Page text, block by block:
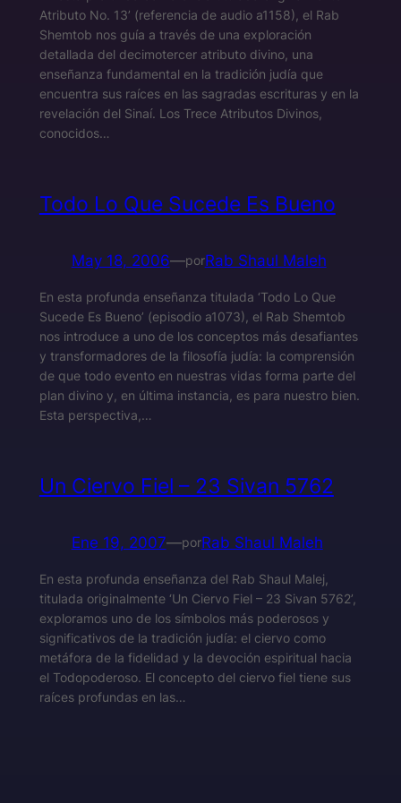
Atributo No. 13’ (referencia de audio a1158), el Rab
Shemtob nos guía a través de una exploración
detallada del decimotercer atributo divino, una
enseñanza fundamental en la tradición judía que
encuentra sus raíces en las sagradas escrituras y en la
revelación del Sinaí. Los Trece Atributos Divinos,
conocidos…
Todo Lo Que Sucede Es Bueno
May 18, 2006—porRab Shaul Maleh
En esta profunda enseñanza titulada ‘Todo Lo Que
Sucede Es Bueno’ (episodio a1073), el Rab Shemtob
nos introduce a uno de los conceptos más desafiantes
y transformadores de la filosofía judía: la comprensión
de que todo evento en nuestras vidas forma parte del
plan divino y, en última instancia, es para nuestro bien.
Esta perspectiva,…
Un Ciervo Fiel – 23 Sivan 5762
Ene 19, 2007—porRab Shaul Maleh
En esta profunda enseñanza del Rab Shaul Malej,
titulada originalmente ‘Un Ciervo Fiel – 23 Sivan 5762’,
exploramos uno de los símbolos más poderosos y
significativos de la tradición judía: el ciervo como
metáfora de la fidelidad y la devoción espiritual hacia
el Todopoderoso. El concepto del ciervo fiel tiene sus
raíces profundas en las…